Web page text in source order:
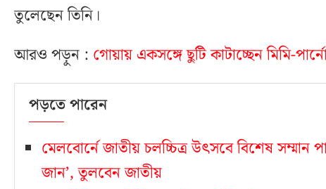
তুলেছেন তিনি।
আরও পড়ুন : গোয়ায় একসঙ্গে ছুটি কাটাচ্ছেন মিমি-
পড়তে পারেন
মেলবোর্নে জাতীয় চলচ্চিত্র উৎসবে বিশেষ সম্মান
জান’, তুলবেন জাতীয়